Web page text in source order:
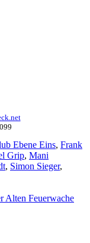
Ebene Eins, Frank
Grip, Mani
, Simon Sieger,
Alten Feuerwache